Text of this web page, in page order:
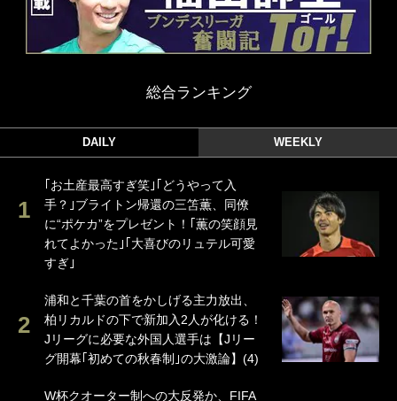
総合ランキング
DAILY WEEKLY
｢お土産最高すぎ笑｣｢どうやって入
手？｣ブライトン帰還の三笘薫、同僚
に“ポケカ”をプレゼント！｢薫の笑顔見
れてよかった｣｢大喜びのリュテル可愛
すぎ｣
浦和と千葉の首をかしげる主力放出、
柏リカルドの下で新加入2人が化ける！
Jリーグに必要な外国人選手は【Jリー
グ開幕｢初めての秋春制｣の大激論】(4)
W杯クオーター制への大反発か、FIFA